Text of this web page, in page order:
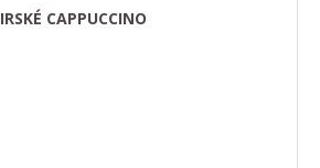
IRSKÉ CAPPUCCINO